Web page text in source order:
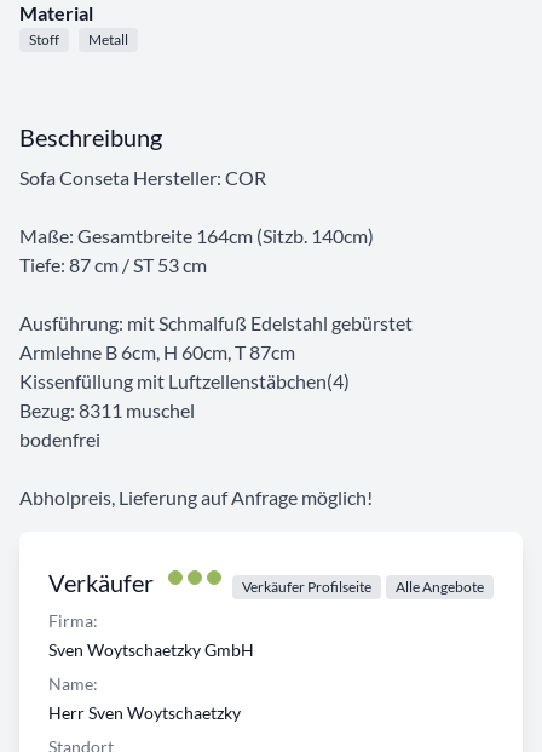
Material
Stoff Metall
Verkäufer Verkäufer Profilseite Alle Angebote
Firma:
Sven Woytschaetzky GmbH
Name:
Herr Sven Woytschaetzky
Standort
Beschreibung
Sofa Conseta Hersteller: COR
Maße: Gesamtbreite 164cm (Sitzb. 140cm)
Tiefe: 87 cm / ST 53 cm
Ausführung: mit Schmalfuß Edelstahl gebürstet
Armlehne B 6cm, H 60cm, T 87cm
Kissenfüllung mit Luftzellenstäbchen(4)
Bezug: 8311 muschel
bodenfrei
Abholpreis, Lieferung auf Anfrage möglich!